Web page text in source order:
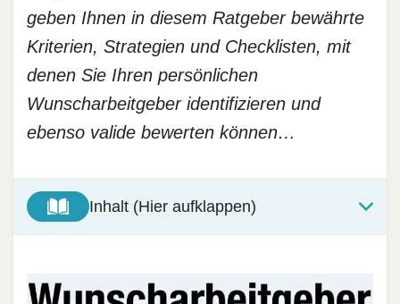
geben Ihnen in diesem Ratgeber bewährte
Kriterien, Strategien und Checklisten, mit
denen Sie Ihren persönlichen
Wunscharbeitgeber identifizieren und
ebenso valide bewerten können…
Inhalt (Hier aufklappen)